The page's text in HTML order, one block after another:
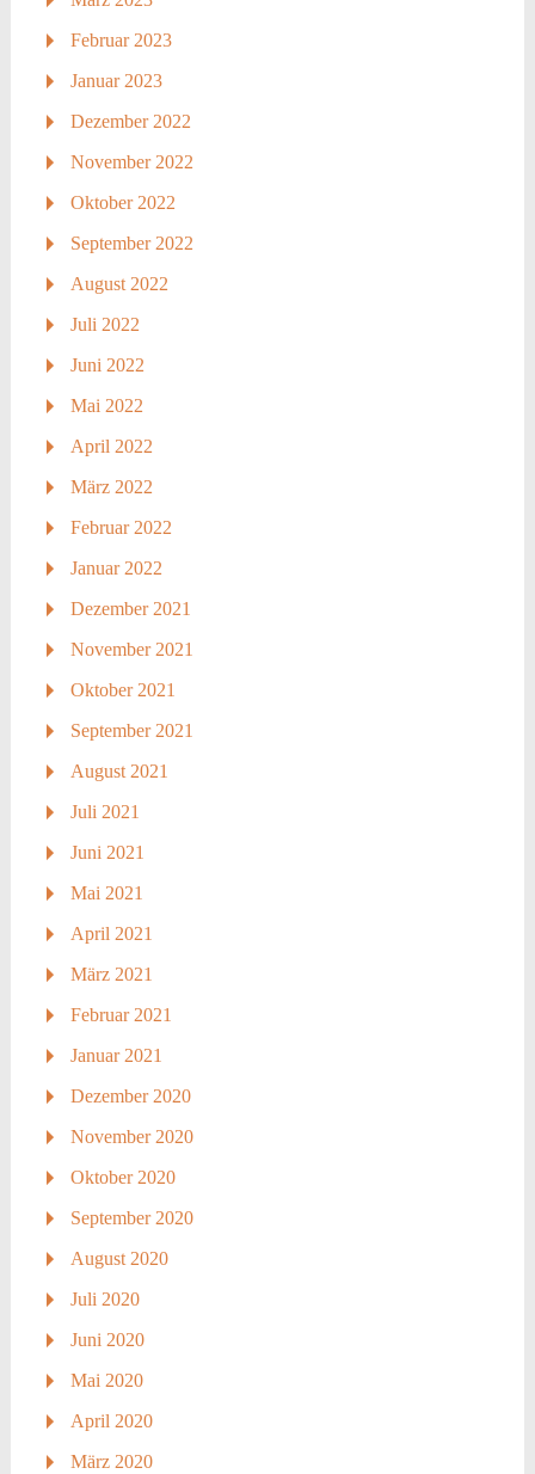
Februar 2023
Januar 2023
Dezember 2022
November 2022
Oktober 2022
September 2022
August 2022
Juli 2022
Juni 2022
Mai 2022
April 2022
März 2022
Februar 2022
Januar 2022
Dezember 2021
November 2021
Oktober 2021
September 2021
August 2021
Juli 2021
Juni 2021
Mai 2021
April 2021
März 2021
Februar 2021
Januar 2021
Dezember 2020
November 2020
Oktober 2020
September 2020
August 2020
Juli 2020
Juni 2020
Mai 2020
April 2020
März 2020